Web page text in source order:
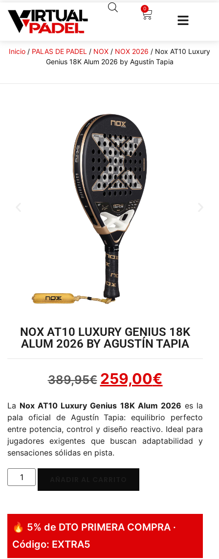
0
Inicio / PALAS DE PADEL / NOX / NOX 2026 / Nox AT10 Luxury
Genius 18K Alum 2026 by Agustín Tapia
NOX AT10 LUXURY GENIUS 18K
ALUM 2026 BY AGUSTÍN TAPIA
389,95€ 259,00€
La Nox AT10 Luxury Genius 18K Alum 2026 es la
pala oficial de Agustín Tapia: equilibrio perfecto
entre potencia, control y diseño reactivo. Ideal para
jugadores exigentes que buscan adaptabilidad y
sensaciones sólidas en pista.
🔥 5% de DTO PRIMERA COMPRA ·
Código: EXTRA5